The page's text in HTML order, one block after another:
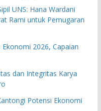
UNS: Hana Wardani
Rami untuk Pemugaran
2026, Capaian
dan Integritas Karya
Potensi Ekonomi